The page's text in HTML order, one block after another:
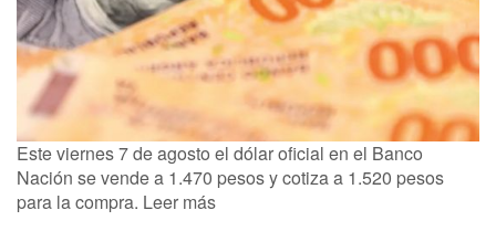
Este viernes 7 de agosto el dólar oficial en el Banco
Nación se vende a 1.470 pesos y cotiza a 1.520 pesos
para la compra. Leer más